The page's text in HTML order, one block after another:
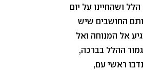
ושהחיינו על יום
החושבים שיש
אל המנוחה ואל
ההלל בברכה,
ראשי עם,